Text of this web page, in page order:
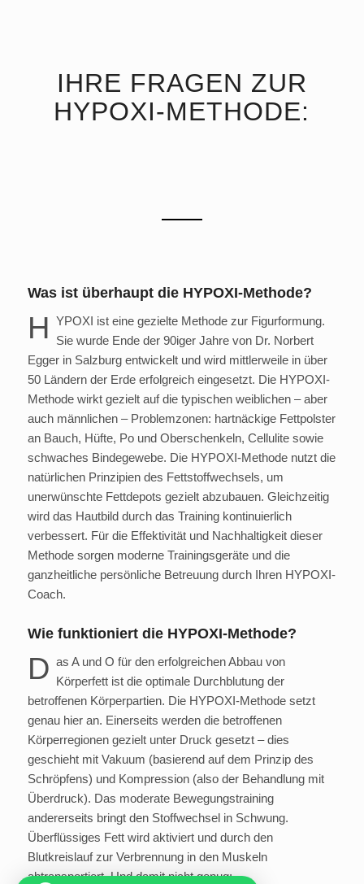
IHRE FRAGEN ZUR
HYPOXI-METHODE:
Was ist überhaupt die HYPOXI-Methode?
H YPOXI ist eine gezielte Methode zur Figurformung.
Sie wurde Ende der 90iger Jahre von Dr. Norbert
Egger in Salzburg entwickelt und wird mittlerweile in über
50 Ländern der Erde erfolgreich eingesetzt. Die HYPOXI-
Methode wirkt gezielt auf die typischen weiblichen – aber
auch männlichen – Problemzonen: hartnäckige Fettpolster
an Bauch, Hüfte, Po und Oberschenkeln, Cellulite sowie
schwaches Bindegewebe. Die HYPOXI-Methode nutzt die
natürlichen Prinzipien des Fettstoffwechsels, um
unerwünschte Fettdepots gezielt abzubauen. Gleichzeitig
wird das Hautbild durch das Training kontinuierlich
verbessert. Für die Effektivität und Nachhaltigkeit dieser
Methode sorgen moderne Trainingsgeräte und die
ganzheitliche persönliche Betreuung durch Ihren HYPOXI-
Coach.
Wie funktioniert die HYPOXI-Methode?
D as A und O für den erfolgreichen Abbau von
Körperfett ist die optimale Durchblutung der
betroffenen Körperpartien. Die HYPOXI-Methode setzt
genau hier an. Einerseits werden die betroffenen
Körperregionen gezielt unter Druck gesetzt – dies
geschieht mit Vakuum (basierend auf dem Prinzip des
Schröpfens) und Kompression (also der Behandlung mit
Überdruck). Das moderate Bewegungstraining
andererseits bringt den Stoffwechsel in Schwung.
Überflüssiges Fett wird aktiviert und durch den
Blutkreislauf zur Verbrennung in den Muskeln
abtransportiert. Und damit nicht genug: